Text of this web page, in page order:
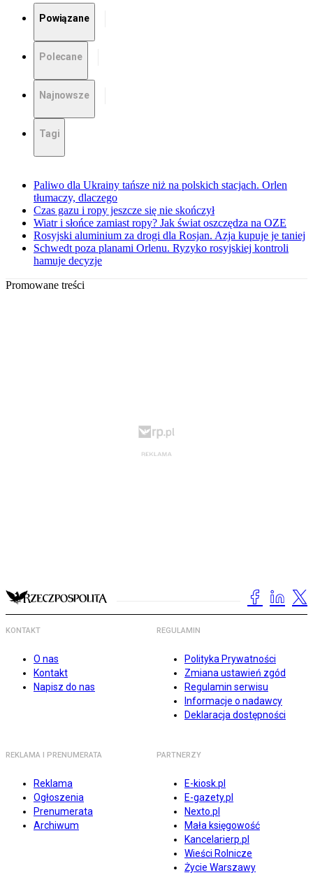
Powiązane
Polecane
Najnowsze
Tagi
Paliwo dla Ukrainy tańsze niż na polskich stacjach. Orlen
tłumaczy, dlaczego
Czas gazu i ropy jeszcze się nie skończył
Wiatr i słońce zamiast ropy? Jak świat oszczędza na OZE
Rosyjski aluminium za drogi dla Rosjan. Azja kupuje je taniej
Schwedt poza planami Orlenu. Ryzyko rosyjskiej kontroli
hamuje decyzje
Promowane treści
KONTAKT
O nas
Kontakt
Napisz do nas
REGULAMIN
Polityka Prywatności
Zmiana ustawień zgód
Regulamin serwisu
Informacje o nadawcy
Deklaracja dostępności
REKLAMA I PRENUMERATA
Reklama
Ogłoszenia
Prenumerata
Archiwum
PARTNERZY
E-kiosk.pl
E-gazety.pl
Nexto.pl
Mała księgowość
Kancelarierp.pl
Wieści Rolnicze
Życie Warszawy